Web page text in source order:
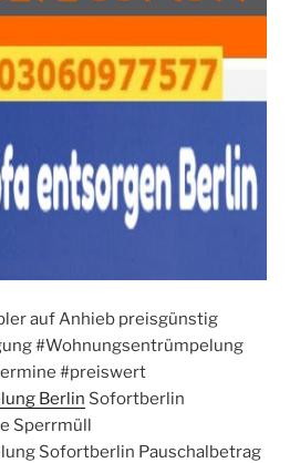
auf Anhieb preisgünstig
#Wohnungsentrümpelung
#preiswert
Berlin Sofortberlin
Sperrmüll
Sofortberlin Pauschalbetrag